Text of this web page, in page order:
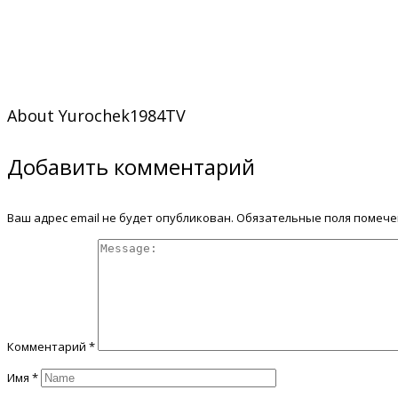
About Yurochek1984TV
Добавить комментарий
Ваш адрес email не будет опубликован. Обязательные поля
Комментарий *
Имя *